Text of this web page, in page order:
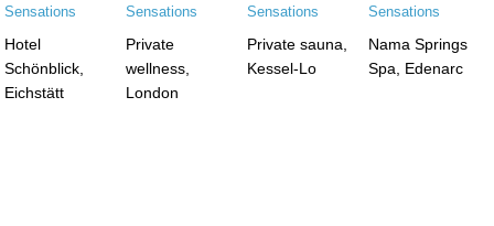
Hotel
Schönblick,
Eichstätt
Private
wellness,
London
Private sauna,
Kessel-Lo
Nama Springs
Spa, Edenarc